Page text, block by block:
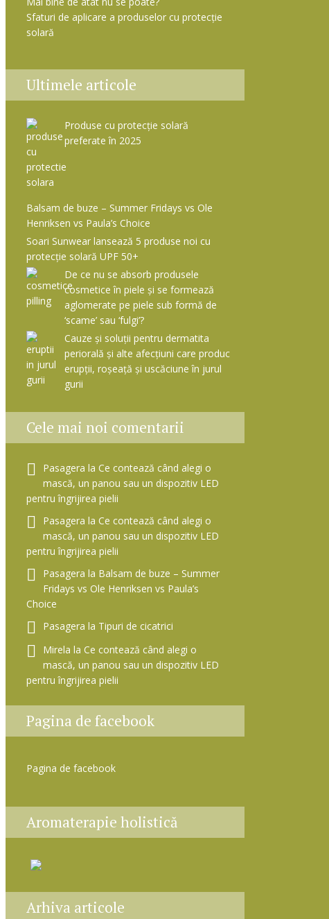
Sfaturi de aplicare a produselor cu protecție
solară
Ultimele articole
Produse cu protecție solară
preferate în 2025
Balsam de buze – Summer Fridays vs Ole
Henriksen vs Paula’s Choice
Soari Sunwear lansează 5 produse noi cu
protecție solară UPF 50+
De ce nu se absorb produsele
cosmetice în piele și se formează
aglomerate pe piele sub formă de
‘scame’ sau ‘fulgi’?
Cauze și soluții pentru dermatita
periorală și alte afecțiuni care produc
erupții, roșeață și uscăciune în jurul
gurii
Cele mai noi comentarii
Pasagera la Ce contează când alegi o
mască, un panou sau un dispozitiv LED
pentru îngrijirea pielii
Pasagera la Ce contează când alegi o
mască, un panou sau un dispozitiv LED
pentru îngrijirea pielii
Pasagera la Balsam de buze – Summer
Fridays vs Ole Henriksen vs Paula’s
Choice
Pasagera la Tipuri de cicatrici
Mirela la Ce contează când alegi o
mască, un panou sau un dispozitiv LED
pentru îngrijirea pielii
Pagina de facebook
Pagina de facebook
Aromaterapie holistică
Arhiva articole